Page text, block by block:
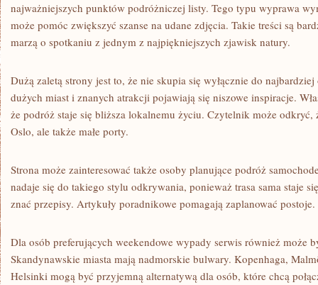
najważniejszych punktów podróżniczej listy. Tego typu wyprawa
może pomóc zwiększyć szanse na udane zdjęcia. Takie treści są
marzą o spotkaniu z jednym z najpiękniejszych zjawisk natury.
Dużą zaletą strony jest to, że nie skupia się wyłącznie do
dużych miast i znanych atrakcji pojawiają się niszowe inspiracje.
że podróż staje się bliższa lokalnemu życiu. Czytelnik może
Oslo, ale także małe porty.
Strona może zainteresować także osoby planujące podróż
nadaje się do takiego stylu odkrywania, ponieważ trasa sama staje
znać przepisy. Artykuły poradnikowe pomagają zaplanować postoje.
Dla osób preferujących weekendowe wypady serwis również może
Skandynawskie miasta mają nadmorskie bulwary. Kopenhaga,
Helsinki mogą być przyjemną alternatywą dla osób, które chcą